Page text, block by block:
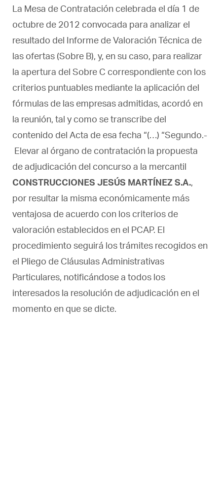
La Mesa de Contratación celebrada el día 1 de
octubre de 2012 convocada para analizar el
resultado del Informe de Valoración Técnica de
las ofertas (Sobre B), y, en su caso, para realizar
la apertura del Sobre C correspondiente con los
criterios puntuables mediante la aplicación del
fórmulas de las empresas admitidas, acordó en
la reunión, tal y como se transcribe del
contenido del Acta de esa fecha “(…) “Segundo.-
Elevar al órgano de contratación la propuesta
de adjudicación del concurso a la mercantil
CONSTRUCCIONES JESÚS MARTÍNEZ S.A.,
por resultar la misma económicamente más
ventajosa de acuerdo con los criterios de
valoración establecidos en el PCAP. El
procedimiento seguirá los trámites recogidos en
el Pliego de Cláusulas Administrativas
Particulares, notificándose a todos los
interesados la resolución de adjudicación en el
momento en que se dicte.